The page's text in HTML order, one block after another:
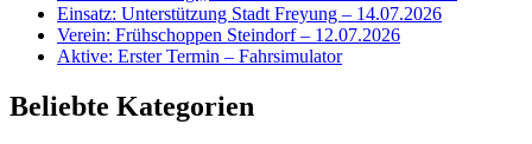
Einsatz: Unterstützung Stadt Freyung – 14.07.2026
Verein: Frühschoppen Steindorf – 12.07.2026
Aktive: Erster Termin – Fahrsimulator
Beliebte Kategorien